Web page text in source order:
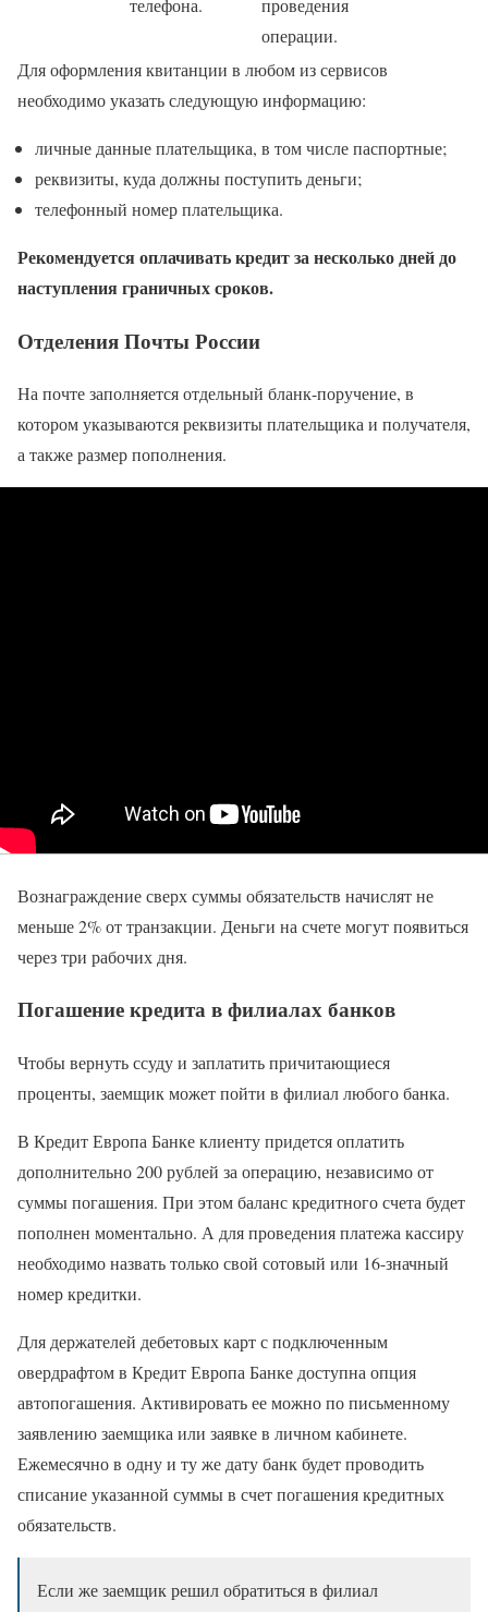
телефона.
проведения
операции.
Для оформления квитанции в любом из сервисов
необходимо указать следующую информацию:
личные данные плательщика, в том числе паспортные;
реквизиты, куда должны поступить деньги;
телефонный номер плательщика.
Рекомендуется оплачивать кредит за несколько дней до
наступления граничных сроков.
Отделения Почты России
На почте заполняется отдельный бланк-поручение, в
котором указываются реквизиты плательщика и получателя,
а также размер пополнения.
Вознаграждение сверх суммы обязательств начислят не
меньше 2% от транзакции. Деньги на счете могут появиться
через три рабочих дня.
Погашение кредита в филиалах банков
Чтобы вернуть ссуду и заплатить причитающиеся
проценты, заемщик может пойти в филиал любого банка.
В Кредит Европа Банке клиенту придется оплатить
дополнительно 200 рублей за операцию, независимо от
суммы погашения. При этом баланс кредитного счета будет
пополнен моментально. А для проведения платежа кассиру
необходимо назвать только свой сотовый или 16-значный
номер кредитки.
Для держателей дебетовых карт с подключенным
овердрафтом в Кредит Европа Банке доступна опция
автопогашения. Активировать ее можно по письменному
заявлению заемщика или заявке в личном кабинете.
Ежемесячно в одну и ту же дату банк будет проводить
списание указанной суммы в счет погашения кредитных
обязательств.
Если же заемщик решил обратиться в филиал